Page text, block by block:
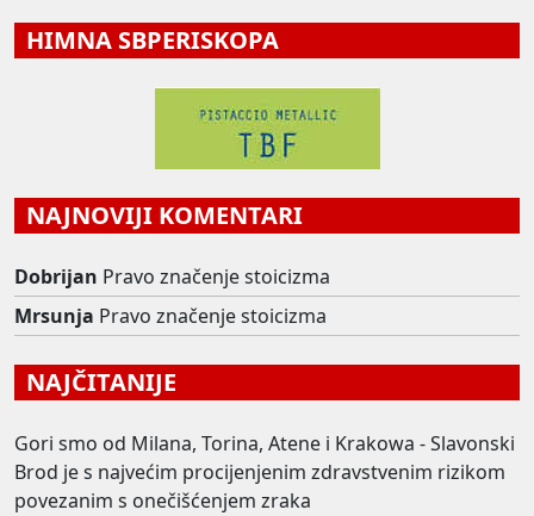
HIMNA SBPERISKOPA
NAJNOVIJI KOMENTARI
Dobrijan Pravo značenje stoicizma
Mrsunja Pravo značenje stoicizma
NAJČITANIJE
Gori smo od Milana, Torina, Atene i Krakowa - Slavonski
Brod je s najvećim procijenjenim zdravstvenim rizikom
povezanim s onečišćenjem zraka